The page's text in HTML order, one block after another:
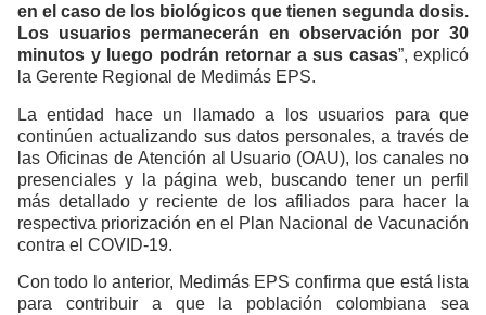
en el caso de los biológicos que tienen segunda dosis.
Los usuarios permanecerán en observación por 30
minutos y luego podrán retornar a sus casas”, explicó
la Gerente Regional de Medimás EPS.
La entidad hace un llamado a los usuarios para que
continúen actualizando sus datos personales, a través de
las Oficinas de Atención al Usuario (OAU), los canales no
presenciales y la página web, buscando tener un perfil
más detallado y reciente de los afiliados para hacer la
respectiva priorización en el Plan Nacional de Vacunación
contra el COVID-19.
Con todo lo anterior, Medimás EPS confirma que está lista
para contribuir a que la población colombiana sea